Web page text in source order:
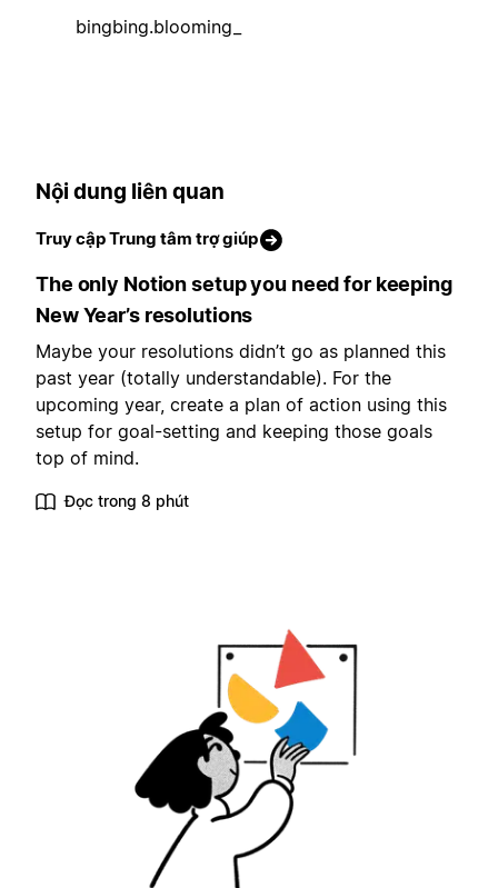
bingbing.blooming_
Nội dung liên quan
Truy cập Trung tâm trợ giúp
The only Notion setup you need for keeping
New Year’s resolutions
Maybe your resolutions didn’t go as planned this
past year (totally understandable). For the
upcoming year, create a plan of action using this
setup for goal-setting and keeping those goals
top of mind.
Đọc trong 8 phút